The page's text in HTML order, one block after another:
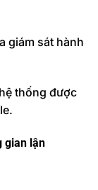
giám sát hành
thống được
gian lận